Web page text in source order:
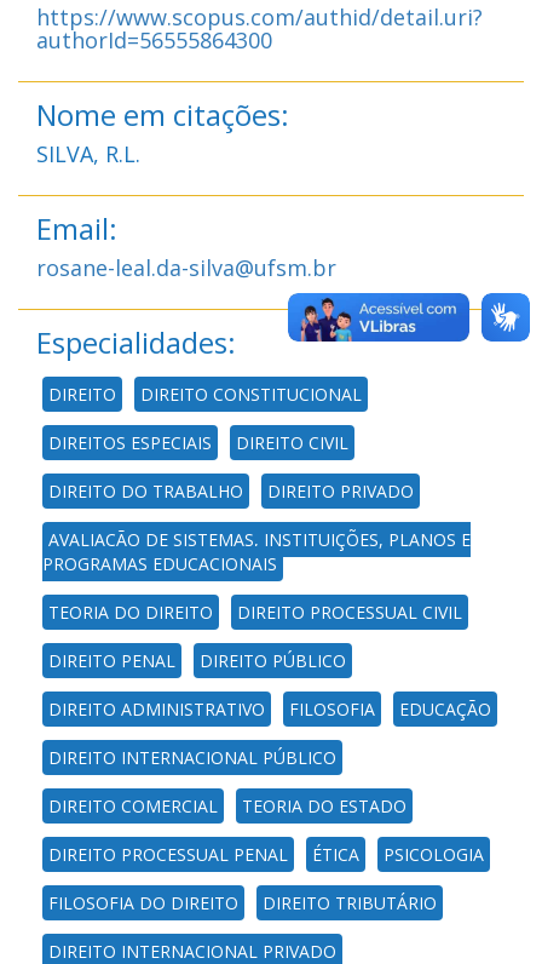
https://www.scopus.com/authid/detail.uri?
authorId=56555864300
Nome em citações:
SILVA, R.L.
Email:
rosane-leal.da-silva@ufsm.br
Especialidades:
DIREITO DIREITO CONSTITUCIONAL
DIREITOS ESPECIAIS DIREITO CIVIL
DIREITO DO TRABALHO DIREITO PRIVADO
AVALIAÇÃO DE SISTEMAS, INSTITUIÇÕES, PLANOS E
PROGRAMAS EDUCACIONAIS
TEORIA DO DIREITO DIREITO PROCESSUAL CIVIL
DIREITO PENAL DIREITO PÚBLICO
DIREITO ADMINISTRATIVO FILOSOFIA EDUCAÇÃO
DIREITO INTERNACIONAL PÚBLICO
DIREITO COMERCIAL TEORIA DO ESTADO
DIREITO PROCESSUAL PENAL ÉTICA PSICOLOGIA
FILOSOFIA DO DIREITO DIREITO TRIBUTÁRIO
DIREITO INTERNACIONAL PRIVADO